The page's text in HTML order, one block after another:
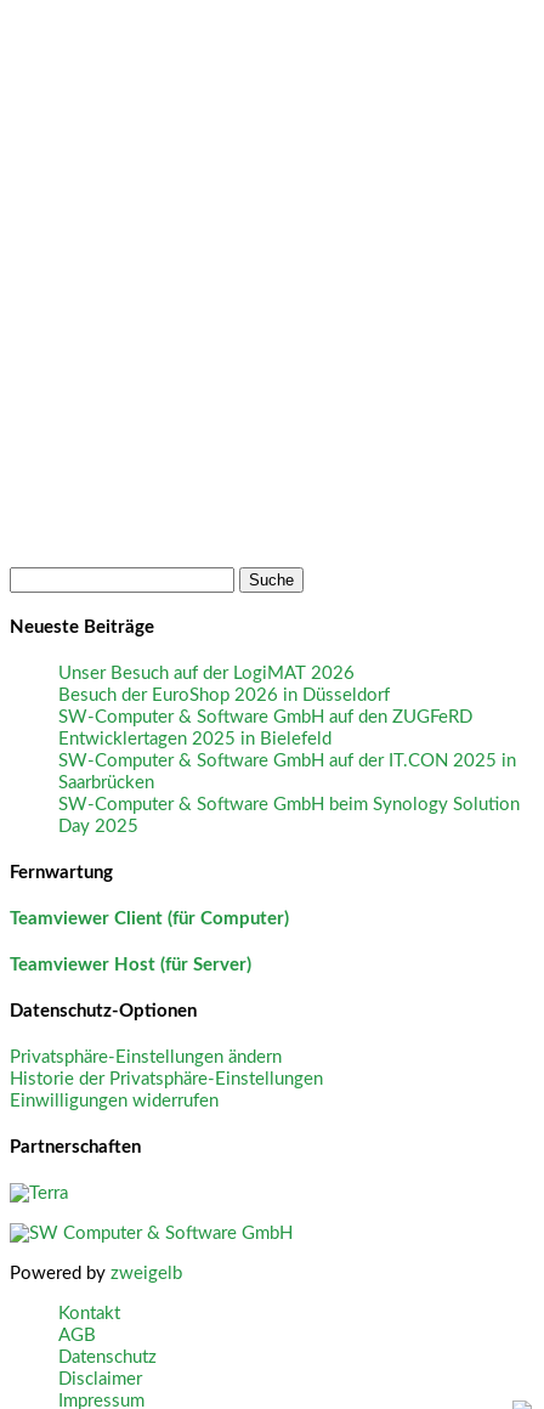
nach:
Neueste Beiträge
Unser Besuch auf der LogiMAT 2026
Besuch der EuroShop 2026 in Düsseldorf
SW-Computer & Software GmbH auf den ZUGFeRD
Entwicklertagen 2025 in Bielefeld
SW-Computer & Software GmbH auf der IT.CON 2025 in
Saarbrücken
SW-Computer & Software GmbH beim Synology Solution
Day 2025
Fernwartung
Teamviewer Client (für Computer)
Teamviewer Host (für Server)
Datenschutz-Optionen
Privatsphäre-Einstellungen ändern
Historie der Privatsphäre-Einstellungen
Einwilligungen widerrufen
Partnerschaften
Powered by zweigelb
Kontakt
AGB
Datenschutz
Disclaimer
Impressum